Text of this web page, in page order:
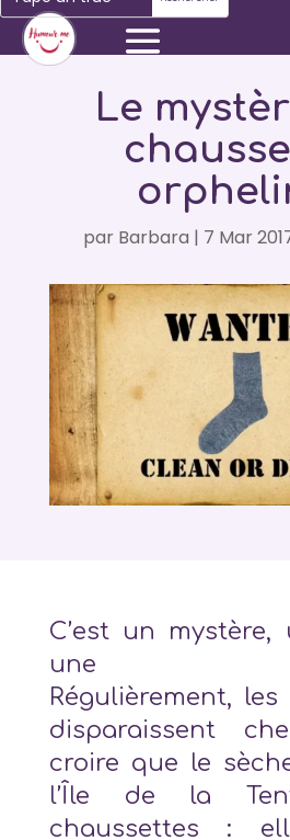
Le
par Barbara | 7 Mar
C’est un mystère,
une
Régulièrement,
disparaissent
croire que le
l’Île de la
chaussettes :